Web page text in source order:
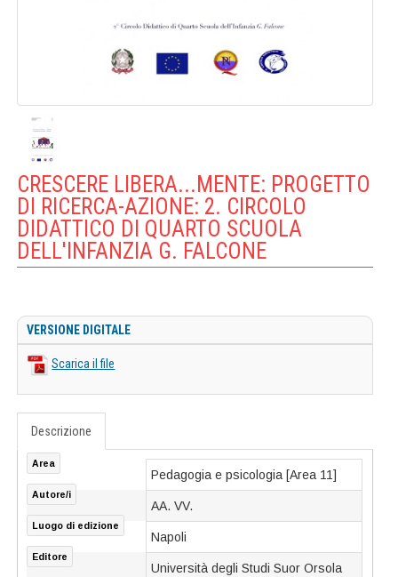
CRESCERE LIBERA...MENTE: PROGETTO
DI RICERCA-AZIONE: 2. CIRCOLO
DIDATTICO DI QUARTO SCUOLA
DELL'INFANZIA G. FALCONE
VERSIONE DIGITALE
Scarica il file
Descrizione
Area
Pedagogia e psicologia [Area 11]
Autore/i
AA. VV.
Luogo di edizione
Napoli
Editore
Università degli Studi Suor Orsola